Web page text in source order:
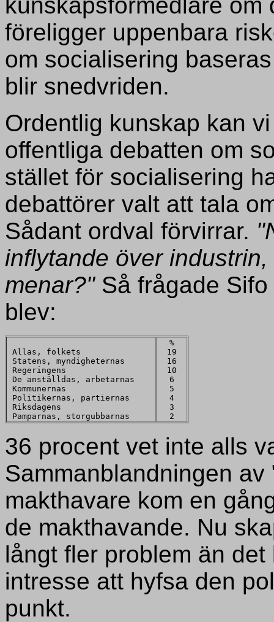
föreligger uppenbara
om socialisering
blir snedvriden.
Ordentlig kunskap kan
offentliga debatten om
stället för socialisering
debattörer valt att tala
Sådant ordval förvirrar.
inflytande över
menar?"Så frågade Sifo
blev:
Allas, folkets
Statens, myndigheternas
Regeringens
De anställdas, arbetarnas
Kommunernas
Politikernas, partiernas
Riksdagens
Pamparnas, storgubbarnas
%
19
16
10
6
5
4
3
2
36 procent vet inte alls
Sammanblandningen
makthavare kom en
de makthavande. Nu
långt fler problem än
intresse att hyfsa den
punkt.